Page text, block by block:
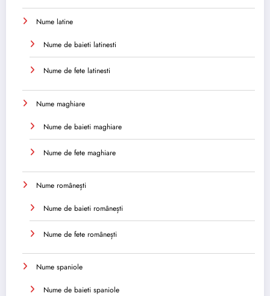
Nume latine
Nume de baieti latinesti
Nume de fete latinesti
Nume maghiare
Nume de baieti maghiare
Nume de fete maghiare
Nume românești
Nume de baieti românești
Nume de fete românești
Nume spaniole
Nume de baieti spaniole